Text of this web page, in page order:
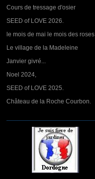
Cours de tressage d'osier
SEED of LOVE 2026.
le mois de mai le mois des roses
Le village de la Madeleine
Janvier givré...
Noel 2024,
SEED of LOVE 2025.
Château de la Roche Courbon.